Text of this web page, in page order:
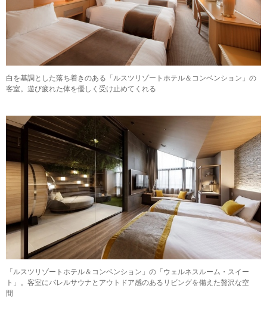
白を基調とした落ち着きのある「ルスツリゾートホテル＆コンベンション」の
客室。遊び疲れた体を優しく受け止めてくれる
「ルスツリゾートホテル＆コンベンション」の「ウェルネスルーム・スイー
ト」。客室にバレルサウナとアウトドア感のあるリビングを備えた贅沢な空
間